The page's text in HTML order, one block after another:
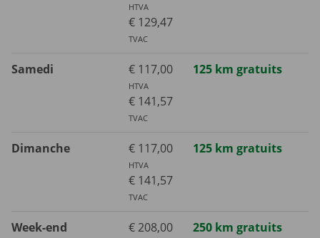
HTVA
€ 129,47
TVAC
Samedi € 117,00
HTVA
€ 141,57
TVAC
125 km gratuits
Dimanche € 117,00
HTVA
€ 141,57
TVAC
125 km gratuits
Week-end € 208,00 250 km gratuits